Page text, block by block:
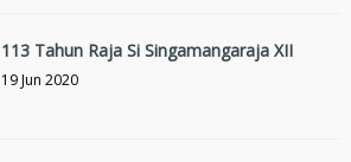
113 Tahun Raja Si Singamangaraja XII
19 Jun 2020